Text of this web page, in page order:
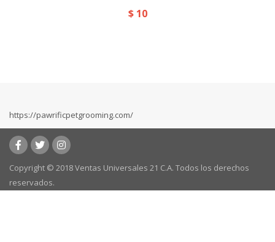
$10
https://pawrificpetgrooming.com/
Copyright © 2018 Ventas Universales 21 C.A. Todos los derechos
reservados.